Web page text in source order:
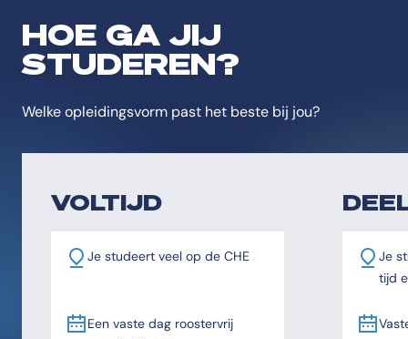
HOE GA JIJ
STUDEREN?
Welke opleidingsvorm past het beste bij jou?
VOLTIJD
Je studeert veel op de CHE
Een vaste dag roostervrij
Je
tijd